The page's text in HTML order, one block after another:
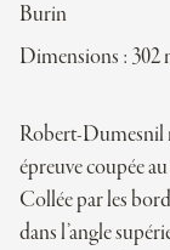
Burin
Dimensions : 302
Robert-Dumesnil
épreuve coupée
Collée par les
dans l’angle